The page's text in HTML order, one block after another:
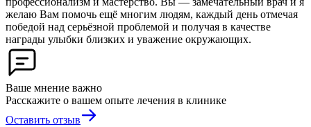
желаю Вам помочь ещё многим людям, каждый день отмечая
победой над серьёзной проблемой и получая в качестве
награды улыбки близких и уважение окружающих.
Ваше мнение важно
Расскажите о вашем опыте лечения в клинике
Оставить отзыв